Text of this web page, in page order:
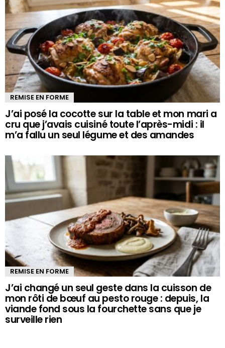
REMISE EN FORME
J’ai posé la cocotte sur la table et mon mari a
cru que j’avais cuisiné toute l’après-midi : il
m’a fallu un seul légume et des amandes
REMISE EN FORME
J’ai changé un seul geste dans la cuisson de
mon rôti de bœuf au pesto rouge : depuis, la
viande fond sous la fourchette sans que je
surveille rien